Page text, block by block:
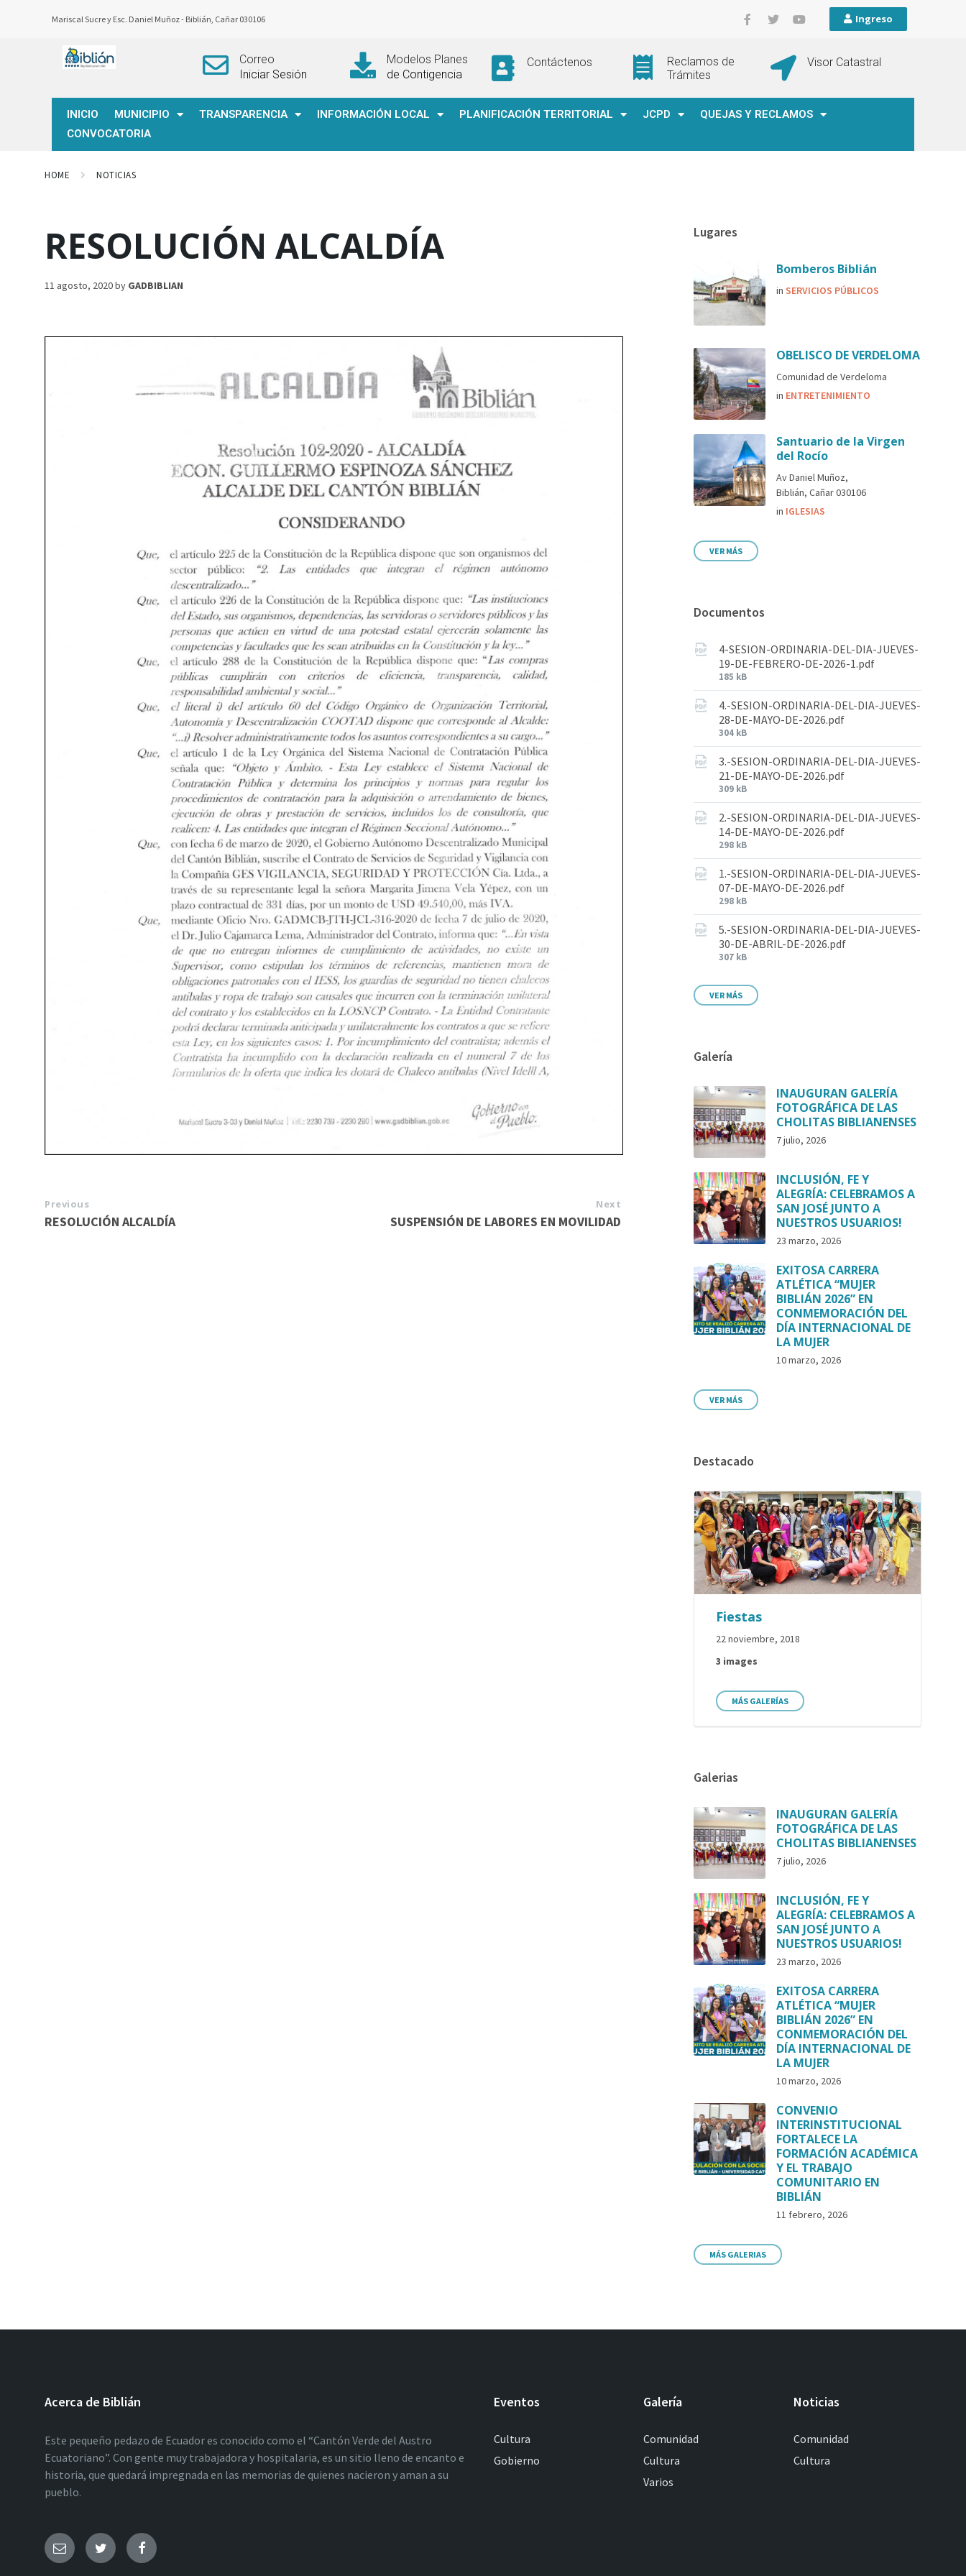
Mariscal Sucre y Esc. Daniel Muñoz - Biblián, Cañar 030106 Ingreso
Correo
Iniciar Sesión
Modelos Planes
de Contigencia
Contáctenos
Reclamos de
Trámites
Visor Catastral
INICIO MUNICIPIO TRANSPARENCIA INFORMACIÓN LOCAL PLANIFICACIÓN TERRITORIAL JCPD
QUEJAS Y RECLAMOS
CONVOCATORIA
HOME NOTICIAS
RESOLUCIÓN ALCALDÍA
11 agosto, 2020by GADBIBLIAN
Previous
RESOLUCIÓN ALCALDÍA
Next
SUSPENSIÓN DE LABORES EN MOVILIDAD
Lugares
Bomberos Biblián
inSERVICIOS PÚBLICOS
OBELISCO DE VERDELOMA
Comunidad de Verdeloma
in ENTRETENIMIENTO
Santuario de la Virgen
del Rocío
Av Daniel Muñoz,
Biblián, Cañar 030106
in IGLESIAS
VER MÁS
Documentos
4-SESION-ORDINARIA-DEL-DIA-JUEVES-
19-DE-FEBRERO-DE-2026-1.pdf
185 kB
4.-SESION-ORDINARIA-DEL-DIA-JUEVES-
28-DE-MAYO-DE-2026.pdf
304 kB
3.-SESION-ORDINARIA-DEL-DIA-JUEVES-
21-DE-MAYO-DE-2026.pdf
309 kB
2.-SESION-ORDINARIA-DEL-DIA-JUEVES-
14-DE-MAYO-DE-2026.pdf
298 kB
1.-SESION-ORDINARIA-DEL-DIA-JUEVES-
07-DE-MAYO-DE-2026.pdf
298 kB
5.-SESION-ORDINARIA-DEL-DIA-JUEVES-
30-DE-ABRIL-DE-2026.pdf
307 kB
VER MÁS
Galería
INAUGURAN GALERÍA
FOTOGRÁFICA DE LAS
CHOLITAS BIBLIANENSES
7 julio, 2026
INCLUSIÓN, FE Y
ALEGRÍA: CELEBRAMOS A
SAN JOSÉ JUNTO A
NUESTROS USUARIOS!
23 marzo, 2026
EXITOSA CARRERA
ATLÉTICA “MUJER
BIBLIÁN 2026” EN
CONMEMORACIÓN DEL
DÍA INTERNACIONAL DE
LA MUJER
10 marzo, 2026
VER MÁS
Destacado
Fiestas
22 noviembre, 2018
3 images
MÁS GALERÍAS
Galerias
INAUGURAN GALERÍA
FOTOGRÁFICA DE LAS
CHOLITAS BIBLIANENSES
7 julio, 2026
INCLUSIÓN, FE Y
ALEGRÍA: CELEBRAMOS A
SAN JOSÉ JUNTO A
NUESTROS USUARIOS!
23 marzo, 2026
EXITOSA CARRERA
ATLÉTICA “MUJER
BIBLIÁN 2026” EN
CONMEMORACIÓN DEL
DÍA INTERNACIONAL DE
LA MUJER
10 marzo, 2026
CONVENIO
INTERINSTITUCIONAL
FORTALECE LA
FORMACIÓN ACADÉMICA
Y EL TRABAJO
COMUNITARIO EN
BIBLIÁN
11 febrero, 2026
MÁS GALERIAS
Acerca de Biblián
Este pequeño pedazo de Ecuador es conocido como el “Cantón Verde del Austro
Ecuatoriano”. Con gente muy trabajadora y hospitalaria, es un sitio lleno de encanto e
historia, que quedará impregnada en las memorias de quienes nacieron y aman a su
pueblo.
Eventos
Cultura
Gobierno
Galería
Comunidad
Cultura
Varios
Noticias
Comunidad
Cultura